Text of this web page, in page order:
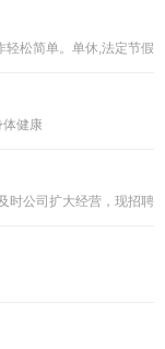
轻松简单。单休,法定节假
体健康
时公司扩大经营，现招聘